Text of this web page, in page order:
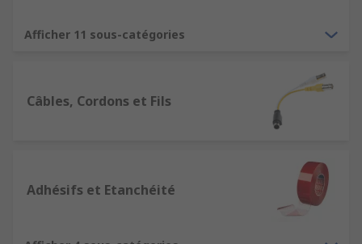
Afficher 11 sous-catégories
Câbles, Cordons et Fils
Adhésifs et Etanchéité